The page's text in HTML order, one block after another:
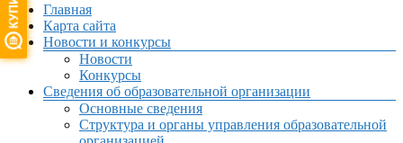
МенюГлавная
Карта сайта
Новости и конкурсы
Новости
Конкурсы
Сведения об образовательной организации
Основные сведения
Структура и органы управления образовательной